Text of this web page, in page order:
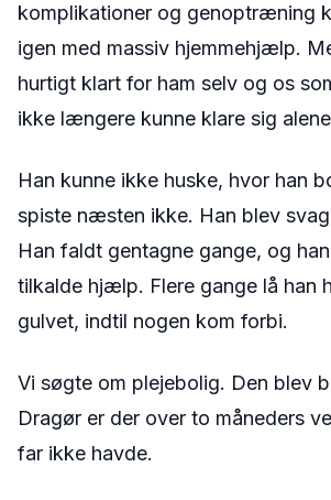
komplikationer og genoptræning
igen med massiv hjemmehjælp.
hurtigt klart for ham selv og os
ikke længere kunne klare sig
Han kunne ikke huske, hvor han
spiste næsten ikke. Han blev
Han faldt gentagne gange, og
tilkalde hjælp. Flere gange lå han
gulvet, indtil nogen kom forbi.
Vi søgte om plejebolig. Den blev
Dragør er der over to måneders
far ikke havde.